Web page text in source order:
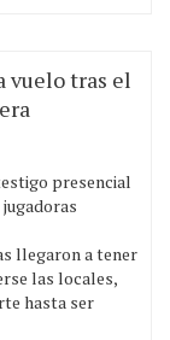
vuelo tras el
presencial
llegaron a tener
las locales,
hasta ser